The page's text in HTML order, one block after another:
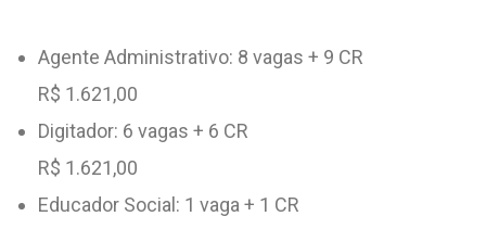
Agente Administrativo: 8 vagas + 9 CR
R$ 1.621,00
Digitador: 6 vagas + 6 CR
R$ 1.621,00
Educador Social: 1 vaga + 1 CR